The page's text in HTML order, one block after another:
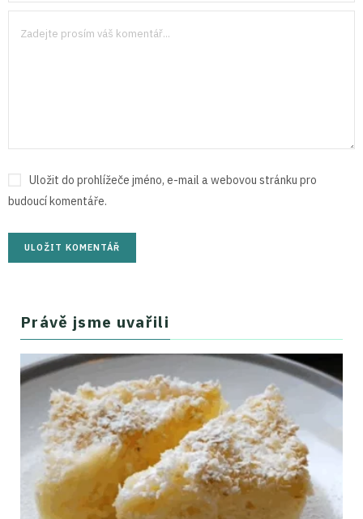
Uložit do prohlížeče jméno, e-mail a webovou stránku pro
budoucí komentáře.
Právě jsme uvařili